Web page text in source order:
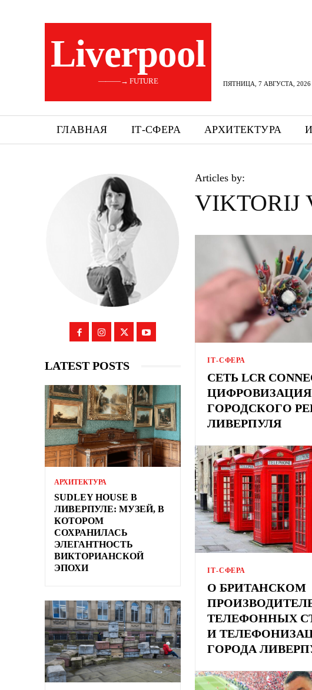
Liverpool
———→ FUTURE ПЯТНИЦА, 7 АВГУСТА, 2026
ГЛАВНАЯ ІТ-СФЕРА АРХИТЕКТУРА
LATEST POSTS
АРХИТЕКТУРА
SUDLEY HOUSE В
ЛИВЕРПУЛЕ: МУЗЕЙ, В
КОТОРОМ
СОХРАНИЛАСЬ
ЭЛЕГАНТНОСТЬ
ВИКТОРИАНСКОЙ
ЭПОХИ
Articles by:
VIKTORIJ
ІТ-СФЕРА
СЕТЬ LCR
ЦИФРОВИЗАЦИЯ
ГОРОДСКОГО
ЛИВЕРПУЛЯ
ІТ-СФЕРА
О БРИТАНСКОМ
ТЕЛЕФОННЫХ
И
ГОРОДА